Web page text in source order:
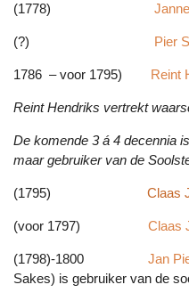
(1778)
(?) Pier
1786 – voor 1795) Reint
Reint Hendriks vertrekt
De komende 3 á 4 decennia
maar gebruiker van de
(1795) Claas
(voor 1797) Claas
(1798)-1800 Jan
Sakes) is gebruiker van de